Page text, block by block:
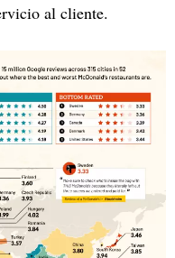
al cliente.